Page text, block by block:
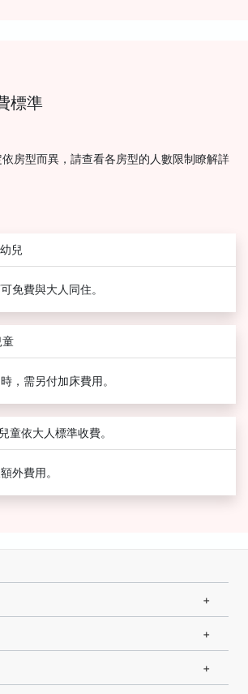
標準
依房型而異，請查看各房型的人數限制瞭解詳
兒
免費與大人同住。
童
，需另付加床費用。
童依大人標準收費。
外費用。